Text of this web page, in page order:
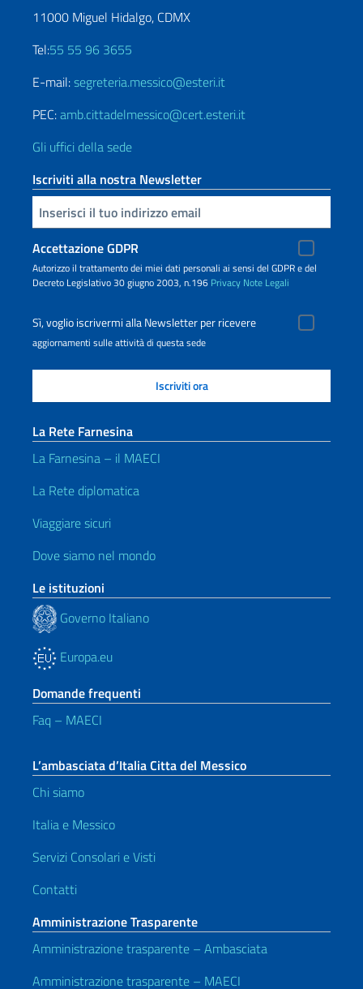
11000 Miguel Hidalgo, CDMX
Tel:55 55 96 3655
E-mail:segreteria.messico@esteri.it
PEC:amb.cittadelmessico@cert.esteri.it
Gli uffici della sede
Iscriviti alla nostra Newsletter
Inserisci la tua email
Accettazione GDPR
Autorizzo il trattamento dei miei dati personali ai sensi del GDPR e del
Decreto Legislativo 30 giugno 2003, n.196 Privacy Note Legali
Sì, voglio iscrivermi alla Newsletter per ricevere
aggiornamenti sulle attività di questa sede
La Rete Farnesina
La Farnesina – il MAECI
La Rete diplomatica
Viaggiare sicuri
Dove siamo nel mondo
Le istituzioni
Governo Italiano
Europa.eu
Domande frequenti
Faq – MAECI
L’ambasciata d’Italia Citta del Messico
Chi siamo
Italia e Messico
Servizi Consolari e Visti
Contatti
Amministrazione Trasparente
Amministrazione trasparente – Ambasciata
Amministrazione trasparente – MAECI